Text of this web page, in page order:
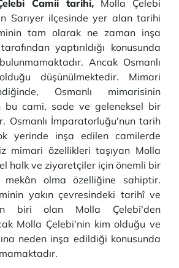
Camii tarihi, Molla Çelebi
Sarıyer ilçesinde yer alan tarihi
tam olarak ne zaman inşa
yaptırıldığı konusunda
Ancak Osmanlı
düşünülmektedir. Mimari
Osmanlı mimarisinin
bu cami, sade ve geleneksel bir
Osmanlı İmparatorluğu'nun tarih
yerinde inşa edilen camilerde
mimari özellikleri taşıyan Molla
halk ve ziyaretçiler için önemli bir
olma özelliğine sahiptir.
yakın çevresindeki tarihî ve
biri olan Molla Çelebi'den
Molla Çelebi'nin kim olduğu ve
neden inşa edildiği konusunda